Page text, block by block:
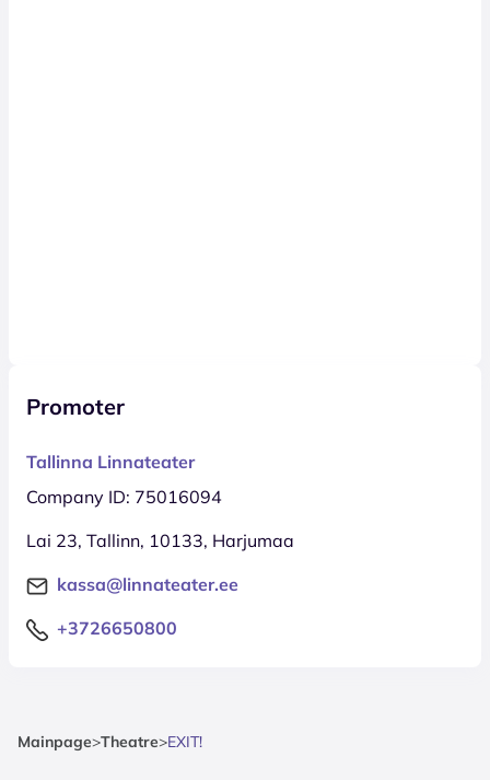
Promoter
Tallinna Linnateater
Company ID: 75016094
Lai 23, Tallinn, 10133, Harjumaa
kassa@linnateater.ee
+3726650800
Mainpage>Theatre>EXIT!